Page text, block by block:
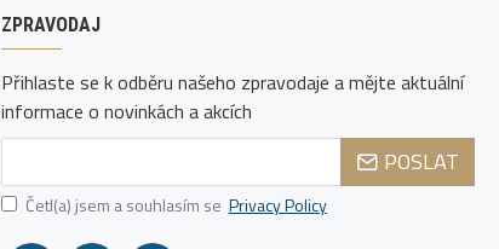
ZPRAVODAJ
Přihlaste se k odběru našeho zpravodaje a mějte aktuální
informace o novinkách a akcích
POSLAT
Četl(a) jsem a souhlasím se Privacy Policy